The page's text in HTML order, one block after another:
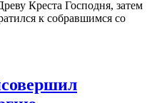
Креста Господня, затем
к собравшимся со